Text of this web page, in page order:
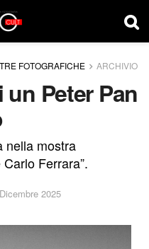
FOTOGRAFICHE ARCHIVIO
Peter Pan
nella mostra
Ferrara”.
2025